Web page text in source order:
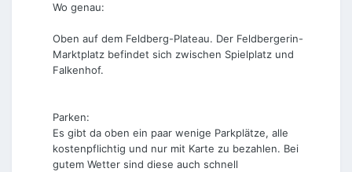
Wo genau:
Oben auf dem Feldberg-Plateau. Der Feldbergerin-
Marktplatz befindet sich zwischen Spielplatz und
Falkenhof.
Parken:
Es gibt da oben ein paar wenige Parkplätze, alle
kostenpflichtig und nur mit Karte zu bezahlen. Bei
gutem Wetter sind diese auch schnell